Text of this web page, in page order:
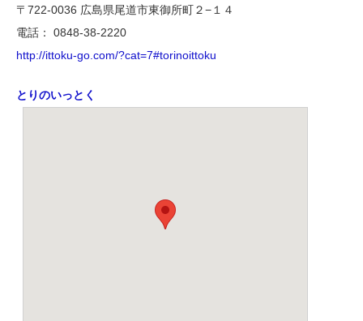
〒722-0036 広島県尾道市東御所町２−１４
電話： 0848-38-2220
http://ittoku-go.com/?cat=7#torinoittoku
とりのいっとく